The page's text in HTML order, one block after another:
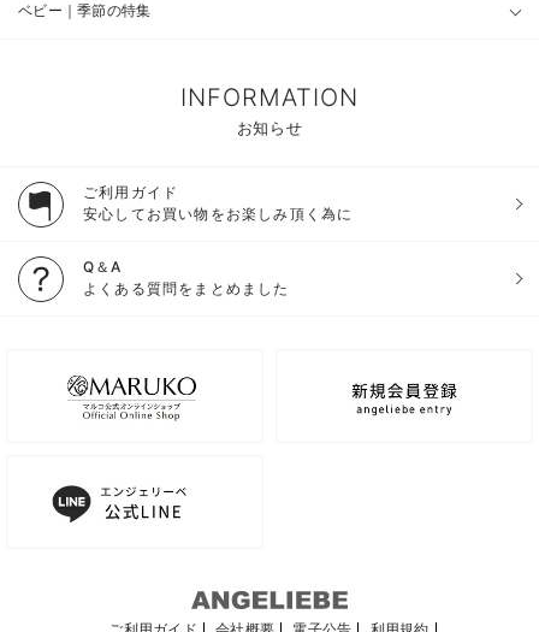
ベビー｜季節の特集
INFORMATION
お知らせ
ご利用ガイド
安心してお買い物をお楽しみ頂く為に
Q＆A
よくある質問をまとめました